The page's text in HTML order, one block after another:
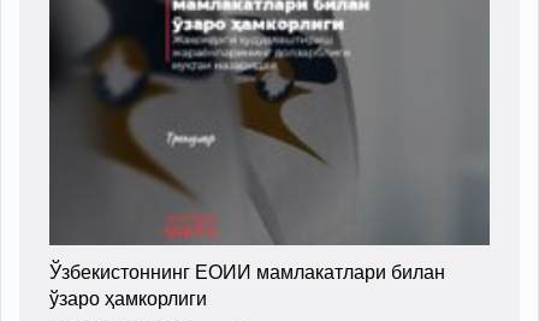
Ўзбекистоннинг ЕОИИ мамлакатлари билан
ўзаро ҳамкорлиги